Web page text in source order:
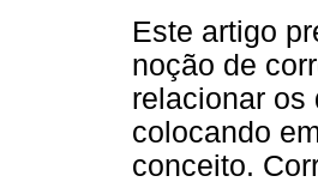
Este artigo
noção de
relacionar os
colocando
conceito.